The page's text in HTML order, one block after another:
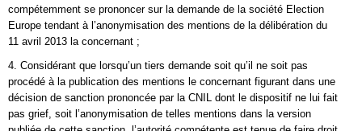
compétemment se prononcer sur la demande de la société Election
Europe tendant à l’anonymisation des mentions de la délibération du
11 avril 2013 la concernant ;
4. Considérant que lorsqu’un tiers demande soit qu’il ne soit pas
procédé à la publication des mentions le concernant figurant dans une
décision de sanction prononcée par la CNIL dont le dispositif ne lui fait
pas grief, soit l’anonymisation de telles mentions dans la version